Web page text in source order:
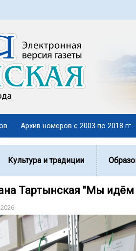
Архив номеров с 2003 по 2018 гг.
Культура и традиции
Тартынская "Мы